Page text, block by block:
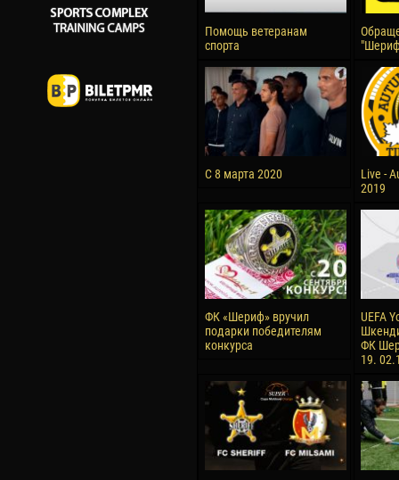
Помощь ветеранам
спорта
С 8 марта 2020
Live -
2019
ФК «Шериф» вручил
подарки победителям
конкурса
UEFA
ФК
19.